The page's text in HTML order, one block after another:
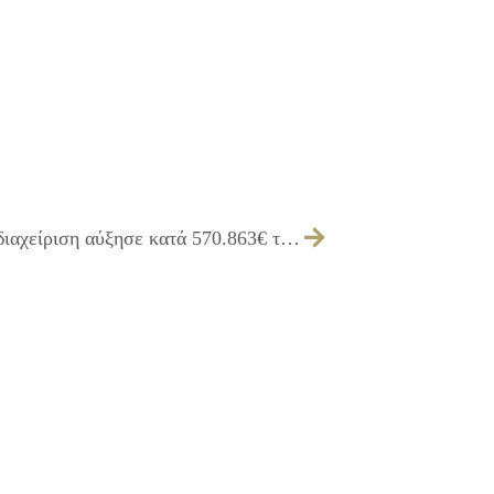
28/05/2013 Η προσεκτική οικονομική διαχείριση αύξησε κατά 570.863€ το ταμειακό υπόλοιπο του Δήμου Ιλίου από την εκκαθάριση της Δημοτικής Επιχείρησης Δ.Ε.Κ.Α.